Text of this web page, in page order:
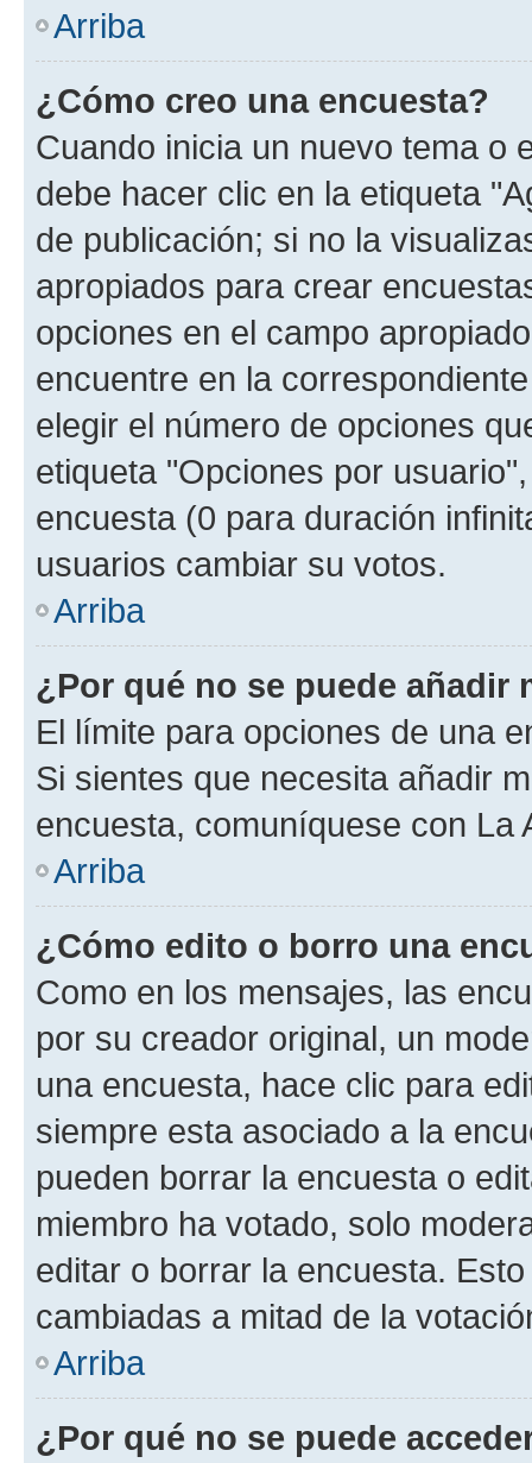
Arriba
¿Cómo creo una encuesta?
Cuando inicia un nuevo tema o
debe hacer clic en la etiqueta
de publicación; si no la
apropiados para crear
opciones en el campo
encuentre en la
elegir el número de opciones
etiqueta "Opciones por
encuesta (0 para duración
usuarios cambiar su votos.
Arriba
¿Por qué no se puede añadir
El límite para opciones de una
Si sientes que necesita añadir
encuesta, comuníquese con La
Arriba
¿Cómo edito o borro una
Como en los mensajes, las
por su creador original, un
una encuesta, hace clic para
siempre esta asociado a la
pueden borrar la encuesta o
miembro ha votado, solo
editar o borrar la encuesta.
cambiadas a mitad de la
Arriba
¿Por qué no se puede